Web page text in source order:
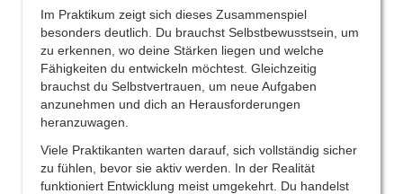
Im Praktikum zeigt sich dieses Zusammenspiel
besonders deutlich. Du brauchst Selbstbewusstsein, um
zu erkennen, wo deine Stärken liegen und welche
Fähigkeiten du entwickeln möchtest. Gleichzeitig
brauchst du Selbstvertrauen, um neue Aufgaben
anzunehmen und dich an Herausforderungen
heranzuwagen.
Viele Praktikanten warten darauf, sich vollständig sicher
zu fühlen, bevor sie aktiv werden. In der Realität
funktioniert Entwicklung meist umgekehrt. Du handelst